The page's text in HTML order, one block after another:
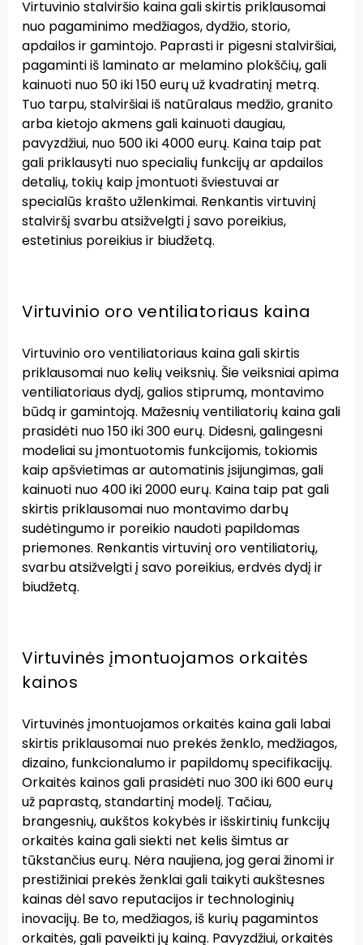
Virtuvinio stalviršio kaina gali skirtis priklausomai
nuo pagaminimo medžiagos, dydžio, storio,
apdailos ir gamintojo. Paprasti ir pigesni stalviršiai,
pagaminti iš laminato ar melamino plokščių, gali
kainuoti nuo 50 iki 150 eurų už kvadratinį metrą.
Tuo tarpu, stalviršiai iš natūralaus medžio, granito
arba kietojo akmens gali kainuoti daugiau,
pavyzdžiui, nuo 500 iki 4000 eurų. Kaina taip pat
gali priklausyti nuo specialių funkcijų ar apdailos
detalių, tokių kaip įmontuoti šviestuvai ar
specialūs krašto užlenkimai. Renkantis virtuvinį
stalviršį svarbu atsižvelgti į savo poreikius,
estetinius poreikius ir biudžetą.
Virtuvinio oro ventiliatoriaus kaina
Virtuvinio oro ventiliatoriaus kaina gali skirtis
priklausomai nuo kelių veiksnių. Šie veiksniai apima
ventiliatoriaus dydį, galios stiprumą, montavimo
būdą ir gamintoją. Mažesnių ventiliatorių kaina gali
prasidėti nuo 150 iki 300 eurų. Didesni, galingesni
modeliai su įmontuotomis funkcijomis, tokiomis
kaip apšvietimas ar automatinis įsijungimas, gali
kainuoti nuo 400 iki 2000 eurų. Kaina taip pat gali
skirtis priklausomai nuo montavimo darbų
sudėtingumo ir poreikio naudoti papildomas
priemones. Renkantis virtuvinį oro ventiliatorių,
svarbu atsižvelgti į savo poreikius, erdvės dydį ir
biudžetą.
Virtuvinės įmontuojamos orkaitės
kainos
Virtuvinės įmontuojamos orkaitės kaina gali labai
skirtis priklausomai nuo prekės ženklo, medžiagos,
dizaino, funkcionalumo ir papildomų specifikacijų.
Orkaitės kainos gali prasidėti nuo 300 iki 600 eurų
už paprastą, standartinį modelį. Tačiau,
brangesnių, aukštos kokybės ir išskirtinių funkcijų
orkaitės kaina gali siekti net kelis šimtus ar
tūkstančius eurų. Nėra naujiena, jog gerai žinomi ir
prestižiniai prekės ženklai gali taikyti aukštesnes
kainas dėl savo reputacijos ir technologinių
inovacijų. Be to, medžiagos, iš kurių pagamintos
orkaitės, gali paveikti jų kainą. Pavyzdžiui, orkaitės